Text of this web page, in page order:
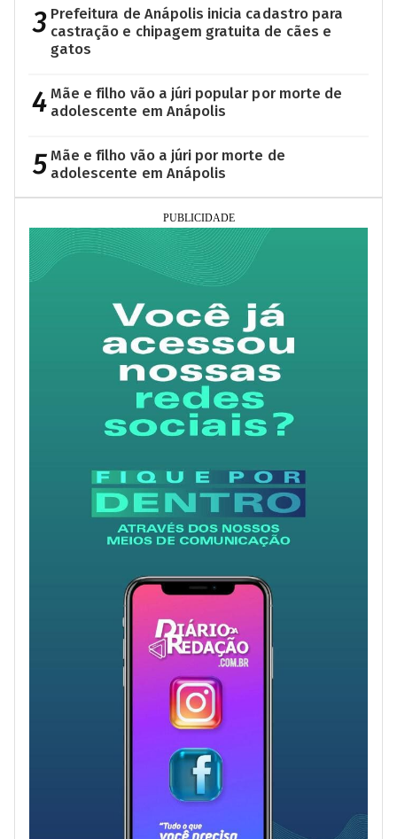
3 Prefeitura de Anápolis inicia cadastro para
castração e chipagem gratuita de cães e
gatos
4 Mãe e filho vão a júri popular por morte de
adolescente em Anápolis
5 Mãe e filho vão a júri por morte de
adolescente em Anápolis